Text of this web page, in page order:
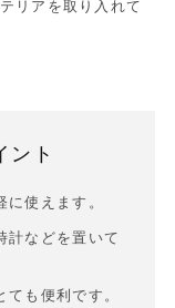
リアを取り入れて
ント
使えます。
計などを置いて
も便利です。